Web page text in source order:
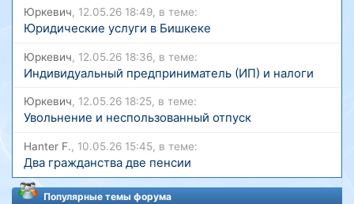
Юркевич, 12.05.26 18:49, в теме:
Юридические услуги в Бишкеке
Юркевич, 12.05.26 18:36, в теме:
Индивидуальный предприниматель (ИП) и налоги
Юркевич, 12.05.26 18:25, в теме:
Увольнение и неспользованный отпуск
Hanter F., 10.05.26 15:45, в теме:
Два гражданства две пенсии
Популярные темы форума